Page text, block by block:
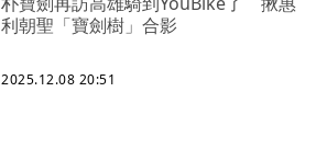
利朝聖「寶劍樹」合影
2025.12.08 20:51